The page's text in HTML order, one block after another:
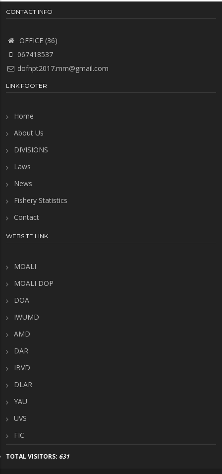
CONTACT INFO
OFFICE (36)
067418537
dofnpt2017.mm@gmail.com
LINK FOOTER
Home
About Us
DIVISIONS
Laws
News
Fishery Statistics
Contact
WEBSITE LINK
MOALI
MOALI DOP
DOA
IWUMD
AMD
DAR
IBVD
DLAR
YAU
UVS
FIC
TOTAL VISITORS: 631